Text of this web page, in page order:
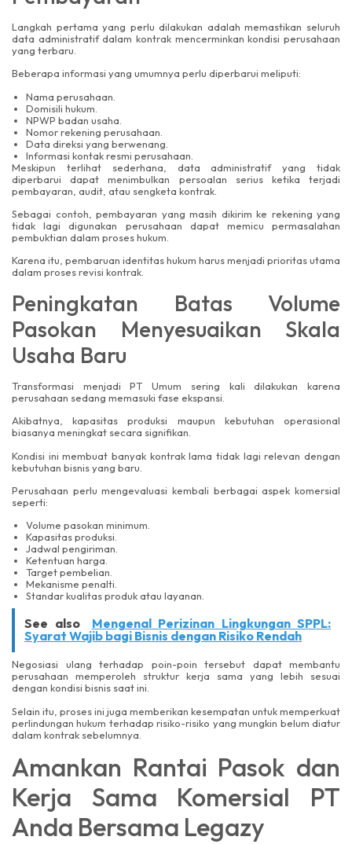
Langkah pertama yang perlu dilakukan adalah memastikan seluruh
data administratif dalam kontrak mencerminkan kondisi perusahaan
yang terbaru.
Beberapa informasi yang umumnya perlu diperbarui meliputi:
Nama perusahaan.
Domisili hukum.
NPWP badan usaha.
Nomor rekening perusahaan.
Data direksi yang berwenang.
Informasi kontak resmi perusahaan.
Meskipun terlihat sederhana, data administratif yang tidak
diperbarui dapat menimbulkan persoalan serius ketika terjadi
pembayaran, audit, atau sengketa kontrak.
Sebagai contoh, pembayaran yang masih dikirim ke rekening yang
tidak lagi digunakan perusahaan dapat memicu permasalahan
pembuktian dalam proses hukum.
Karena itu, pembaruan identitas hukum harus menjadi prioritas utama
dalam proses revisi kontrak.
Peningkatan Batas Volume
Pasokan Menyesuaikan Skala
Usaha Baru
Transformasi menjadi PT Umum sering kali dilakukan karena
perusahaan sedang memasuki fase ekspansi.
Akibatnya, kapasitas produksi maupun kebutuhan operasional
biasanya meningkat secara signifikan.
Kondisi ini membuat banyak kontrak lama tidak lagi relevan dengan
kebutuhan bisnis yang baru.
Perusahaan perlu mengevaluasi kembali berbagai aspek komersial
seperti:
Volume pasokan minimum.
Kapasitas produksi.
Jadwal pengiriman.
Ketentuan harga.
Target pembelian.
Mekanisme penalti.
Standar kualitas produk atau layanan.
See also
Mengenal Perizinan Lingkungan SPPL:
Syarat Wajib bagi Bisnis dengan Risiko Rendah
Negosiasi ulang terhadap poin-poin tersebut dapat membantu
perusahaan memperoleh struktur kerja sama yang lebih sesuai
dengan kondisi bisnis saat ini.
Selain itu, proses ini juga memberikan kesempatan untuk memperkuat
perlindungan hukum terhadap risiko-risiko yang mungkin belum diatur
dalam kontrak sebelumnya.
Amankan Rantai Pasok dan
Kerja Sama Komersial PT
Anda Bersama Legazy